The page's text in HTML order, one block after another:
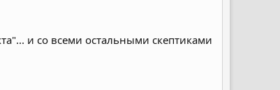
и со всеми остальными скептиками